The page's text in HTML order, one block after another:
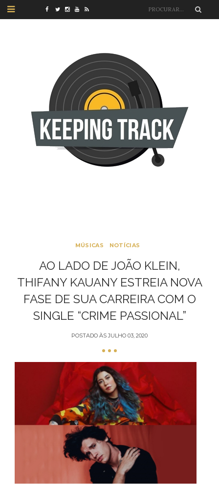
MÚSICAS NOTÍCIAS
AO LADO DE JOÃO KLEIN,
THIFANY KAUANY ESTREIA NOVA
FASE DE SUA CARREIRA COM O
SINGLE “CRIME PASSIONAL”
POSTADO ÀSJULHO 03, 2020